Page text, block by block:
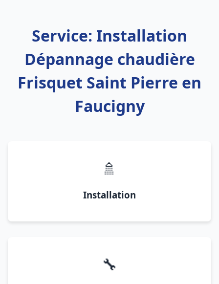
Service: Installation
Dépannage chaudière
Frisquet Saint Pierre en
Faucigny
🚿
Installation
🔧